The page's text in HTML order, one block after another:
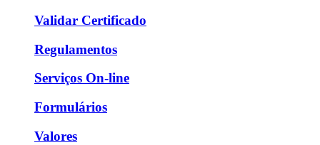
Validar Certificado
Regulamentos
Serviços On-line
Formulários
Valores